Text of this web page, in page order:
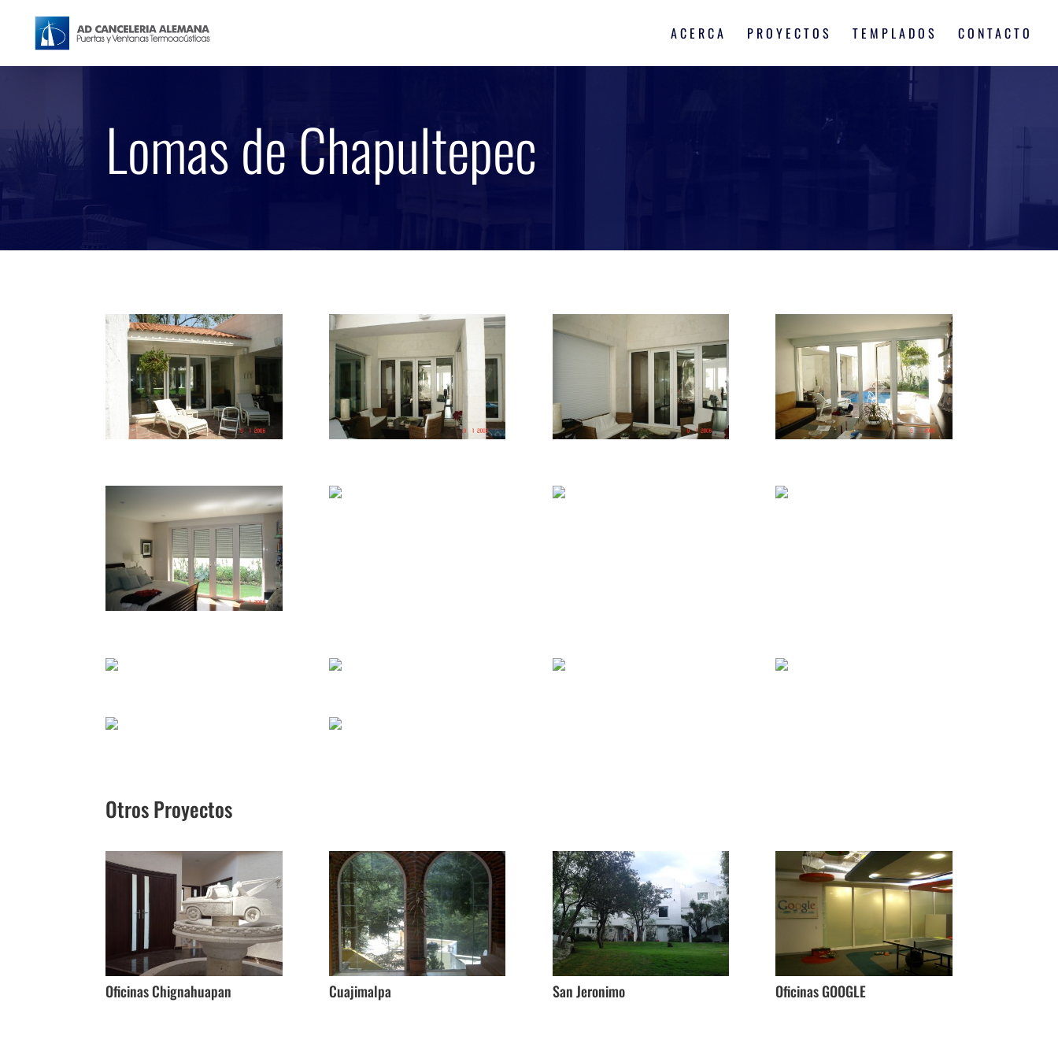
ACERCA PROYECTOS TEMPLADOS CONTACTO
Lomas de Chapultepec
Otros Proyectos
Oficinas Chignahuapan Cuajimalpa San Jeronimo Oficinas GOOGLE